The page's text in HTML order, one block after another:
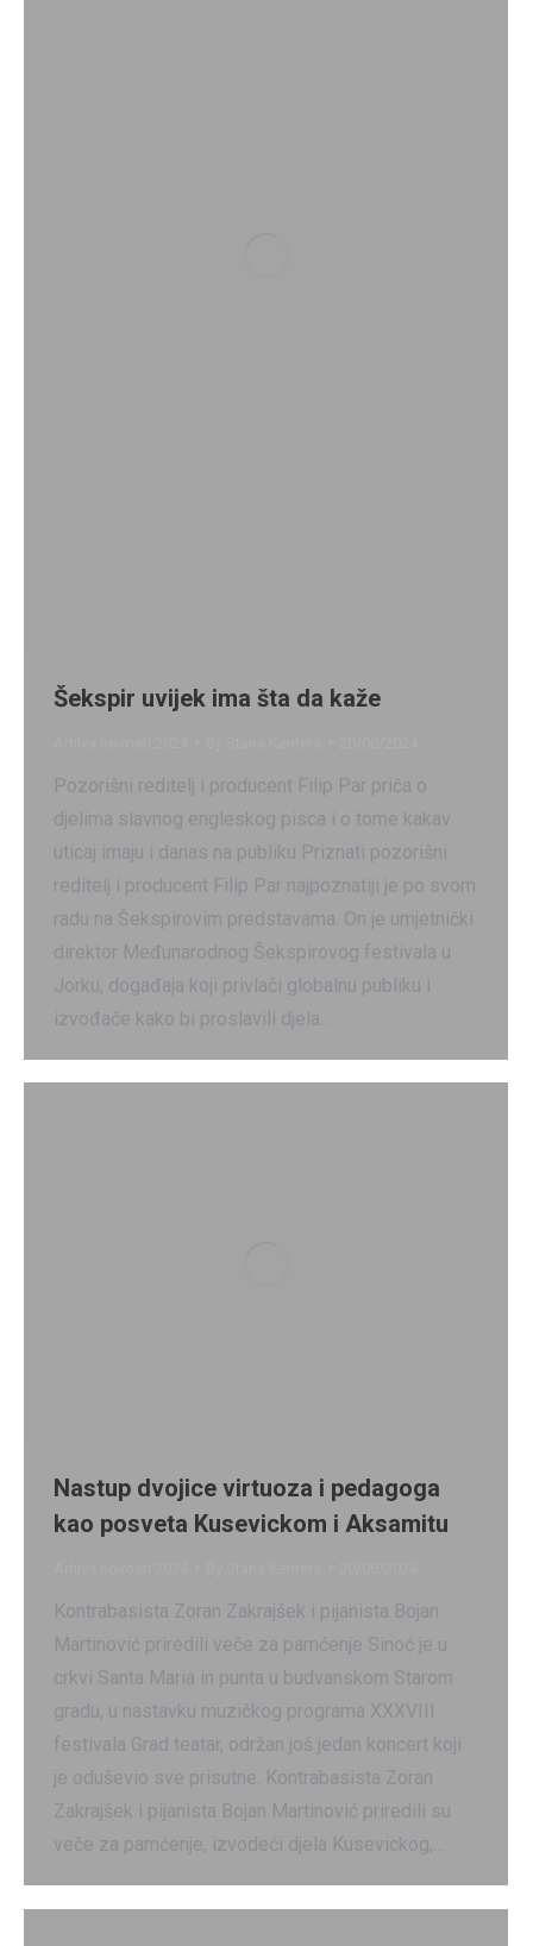
Šekspir uvijek ima šta da kaže
Pozorišni reditelj i producent Filip Par priča o
djelima slavnog engleskog pisca i o tome kakav
uticaj imaju i danas na publiku Priznati pozorišni
reditelj i producent Filip Par najpoznatiji je po svom
radu na Šekspirovim predstavama. On je umjetnički
direktor Međunarodnog Šekspirovog festivala u
Jorku, događaja koji privlači globalnu publiku i
izvođače kako bi proslavili djela…
Nastup dvojice virtuoza i pedagoga
kao posveta Kusevickom i Aksamitu
Kontrabasista Zoran Zakrajšek i pijanista Bojan
Martinović priredili veče za pamćenje Sinoć je u
crkvi Santa Maria in punta u budvanskom Starom
gradu, u nastavku muzičkog programa XXXVIII
festivala Grad teatar, održan još jedan koncert koji
je oduševio sve prisutne. Kontrabasista Zoran
Zakrajšek i pijanista Bojan Martinović priredili su
veče za pamćenje, izvodeći djela Kusevickog,…